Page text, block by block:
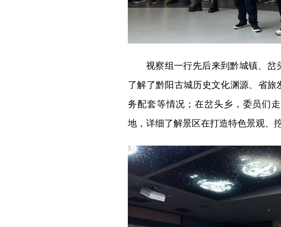
视察组一行先后来到黔城镇、
了解了黔阳古城历史文化渊源、省
务配套等情况；在岔头乡，委员们
地，详细了解景区在打造特色景观、